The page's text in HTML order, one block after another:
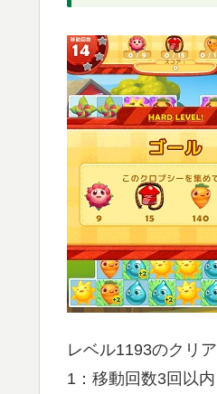
レベル1193のクリ
1：移動回数3回以内